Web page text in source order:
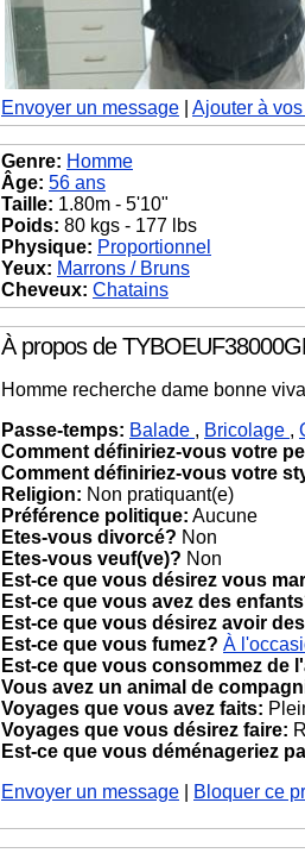
Envoyer un message Ajouter à
Genre: Homme
Âge: 56 ans
Taille: 1.80m - 5'10"
Poids: 80 kgs - 177 lbs
Physique: Proportionnel
Yeux: Marrons / Bruns
Cheveux: Chatains
À propos de
Homme recherche dame bonne
Passe-temps: Balade , Bricolage ,
Comment définiriez-vous votre
Comment définiriez-vous votre
Religion: Non pratiquant(e)
Préférence politique: Aucune
Etes-vous divorcé? Non
Etes-vous veuf(ve)? Non
Est-ce que vous désirez vous
Est-ce que vous avez des
Est-ce que vous désirez avoir
Est-ce que vous fumez? À
Est-ce que vous consommez de
Vous avez un animal de
Voyages que vous avez faits:
Voyages que vous désirez faire:
Est-ce que vous déménageriez
Envoyer un message
Bloquer ce